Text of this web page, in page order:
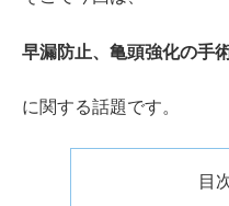
早漏防止、亀頭強化の手
に関する話題です。
目